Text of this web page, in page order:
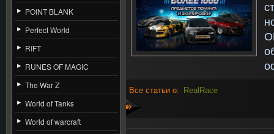
POINT BLANK
Perfect World
RIFT
RUNES OF MAGIC
The War Z
World of Tanks
World of warcraft
Все статьи о: RealRace
»